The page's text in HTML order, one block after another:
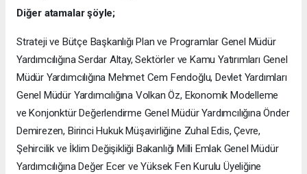
Diğer atamalar şöyle;
Strateji ve Bütçe Başkanlığı Plan ve Programlar Genel Müdür
Yardımcılığına Serdar Altay, Sektörler ve Kamu Yatırımları Genel
Müdür Yardımcılığına Mehmet Cem Fendoğlu, Devlet Yardımları
Genel Müdür Yardımcılığına Volkan Öz, Ekonomik Modelleme
ve Konjonktür Değerlendirme Genel Müdür Yardımcılığına Önder
Demirezen, Birinci Hukuk Müşavirliğine Zuhal Edis, Çevre,
Şehircilik ve İklim Değişikliği Bakanlığı Milli Emlak Genel Müdür
Yardımcılığına Değer Ecer ve Yüksek Fen Kurulu Üyeliğine